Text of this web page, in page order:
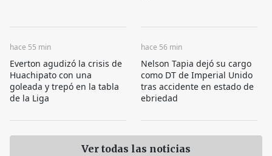
hace 55 min
Everton agudizó la crisis de
Huachipato con una
goleada y trepó en la tabla
de la Liga
hace 56 min
Nelson Tapia dejó su cargo
como DT de Imperial Unido
tras accidente en estado de
ebriedad
Ver todas las noticias